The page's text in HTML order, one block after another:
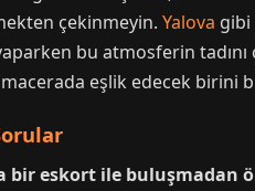
çekinmeyin. Yalova gibi
bu atmosferin
macerada eşlik edecek birini
bir eskort ile